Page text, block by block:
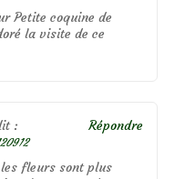
Petite coquine de
la visite de ce
:
fleurs sont plus
Répondre